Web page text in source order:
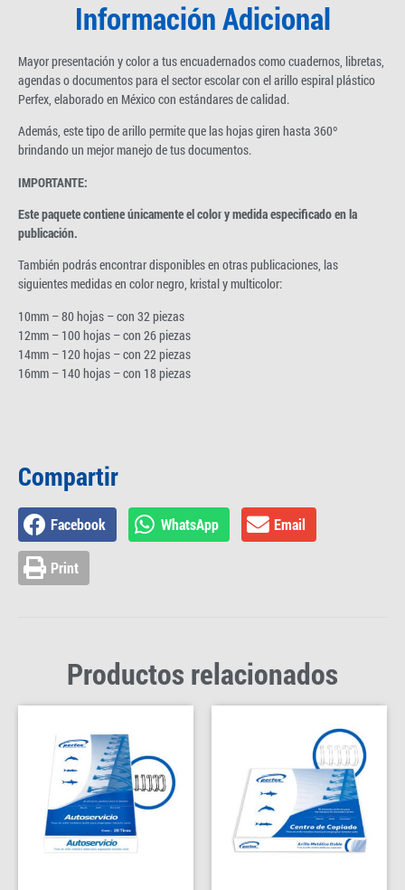
Información Adicional
Mayor presentación y color a tus encuadernados como cuadernos, libretas,
agendas o documentos para el sector escolar con el arillo espiral plástico
Perfex, elaborado en México con estándares de calidad.
Además, este tipo de arillo permite que las hojas giren hasta 360º
brindando un mejor manejo de tus documentos.
IMPORTANTE:
Este paquete contiene únicamente el color y medida especificado en la
publicación.
También podrás encontrar disponibles en otras publicaciones, las
siguientes medidas en color negro, kristal y multicolor:
10mm – 80 hojas – con 32 piezas
12mm – 100 hojas – con 26 piezas
14mm – 120 hojas – con 22 piezas
16mm – 140 hojas – con 18 piezas
Compartir
Facebook WhatsApp Email
Print
Productos relacionados